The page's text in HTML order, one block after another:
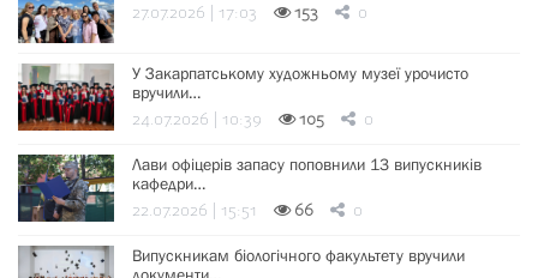
27.07.2026 | 17:03 153 0
У Закарпатському художньому музеї урочисто
вручили…
24.07.2026 | 10:39 105 0
Лави офіцерів запасу поповнили 13 випускників
кафедри…
22.07.2026 | 15:51 66 0
Випускникам біологічного факультету вручили